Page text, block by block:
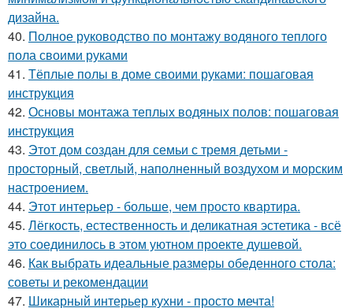
дизайна.
40. Полное руководство по монтажу водяного теплого
пола своими руками
41. Тёплые полы в доме своими руками: пошаговая
инструкция
42. Основы монтажа теплых водяных полов: пошаговая
инструкция
43. Этот дом создан для семьи с тремя детьми -
просторный, светлый, наполненный воздухом и морским
настроением.
44. Этот интерьер - больше, чем просто квартира.
45. Лёгкость, естественность и деликатная эстетика - всё
это соединилось в этом уютном проекте душевой.
46. Как выбрать идеальные размеры обеденного стола:
советы и рекомендации
47. Шикарный интерьер кухни - просто мечта!